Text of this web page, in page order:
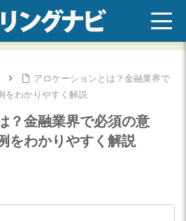
アロケーションとは？金融業界で
をわかりやすく解説
？金融業界で必須の意
をわかりやすく解説